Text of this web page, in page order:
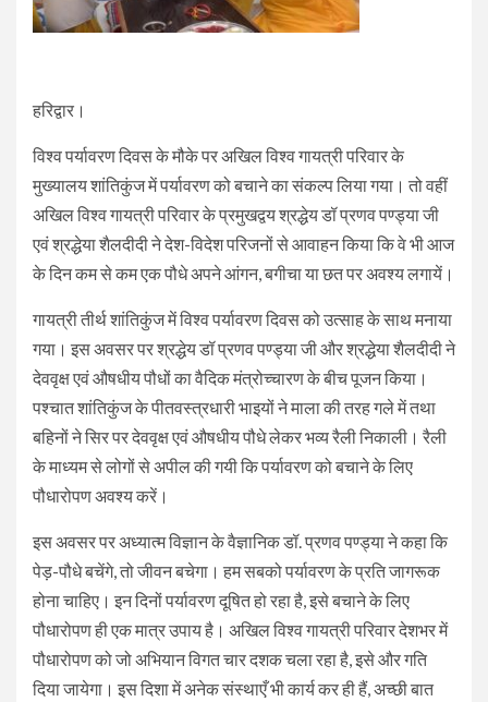
हरिद्वार।
विश्व पर्यावरण दिवस के मौके पर अखिल विश्व गायत्री परिवार के
मुख्यालय शांतिकुंज में पर्यावरण को बचाने का संकल्प लिया गया। तो वहीं
अखिल विश्व गायत्री परिवार के प्रमुखद्वय श्रद्धेय डॉ प्रणव पण्ड्या जी
एवं श्रद्धेया शैलदीदी ने देश-विदेश परिजनों से आवाहन किया कि वे भी आज
के दिन कम से कम एक पौधे अपने आंगन, बगीचा या छत पर अवश्य लगायें।
गायत्री तीर्थ शांतिकुंज में विश्व पर्यावरण दिवस को उत्साह के साथ मनाया
गया। इस अवसर पर श्रद्धेय डॉ प्रणव पण्ड्या जी और श्रद्धेया शैलदीदी ने
देववृक्ष एवं औषधीय पौधों का वैदिक मंत्रोच्चारण के बीच पूजन किया।
पश्चात शांतिकुंज के पीतवस्त्रधारी भाइयों ने माला की तरह गले में तथा
बहिनों ने सिर पर देववृक्ष एवं औषधीय पौधे लेकर भव्य रैली निकाली। रैली
के माध्यम से लोगों से अपील की गयी कि पर्यावरण को बचाने के लिए
पौधारोपण अवश्य करें।
इस अवसर पर अध्यात्म विज्ञान के वैज्ञानिक डॉ. प्रणव पण्ड्या ने कहा कि
पेड़-पौधे बचेंगे, तो जीवन बचेगा। हम सबको पर्यावरण के प्रति जागरूक
होना चाहिए। इन दिनों पर्यावरण दूषित हो रहा है, इसे बचाने के लिए
पौधारोपण ही एक मात्र उपाय है। अखिल विश्व गायत्री परिवार देशभर में
पौधारोपण को जो अभियान विगत चार दशक चला रहा है, इसे और गति
दिया जायेगा। इस दिशा में अनेक संस्थाएँ भी कार्य कर ही हैं, अच्छी बात